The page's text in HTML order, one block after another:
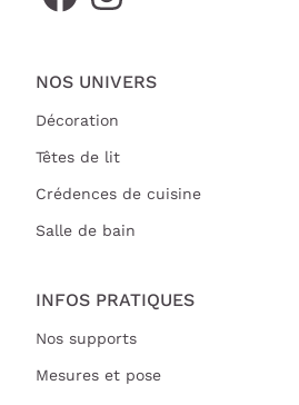
NOS UNIVERS
Décoration
Têtes de lit
Crédences de cuisine
Salle de bain
INFOS PRATIQUES
Nos supports
Mesures et pose